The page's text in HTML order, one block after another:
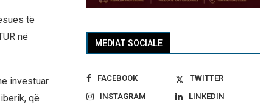
të
në
investuar
që
MEDIAT SOCIALE
FACEBOOK
TWITTER
INSTAGRAM
LINKEDIN